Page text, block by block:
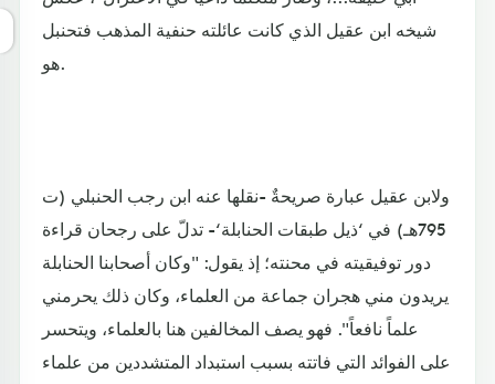
شيخه ابن عقيل الذي كانت عائلته حنفية المذهب فتحنبل
هو.
ولابن عقيل عبارة صريحةٌ -نقلها عنه ابن رجب الحنبلي (ت
795هـ) في ‘ذيل طبقات الحنابلة‘- تدلّ على رجحان قراءة
دور توفيقيته في محنته؛ إذ يقول: "وكان أصحابنا الحنابلة
يريدون مني هجران جماعة من العلماء، وكان ذلك يحرمني
علماً نافعاً". فهو يصف المخالفين هنا بالعلماء، ويتحسر
على الفوائد التي فاتته بسبب استبداد المتشددين من علماء